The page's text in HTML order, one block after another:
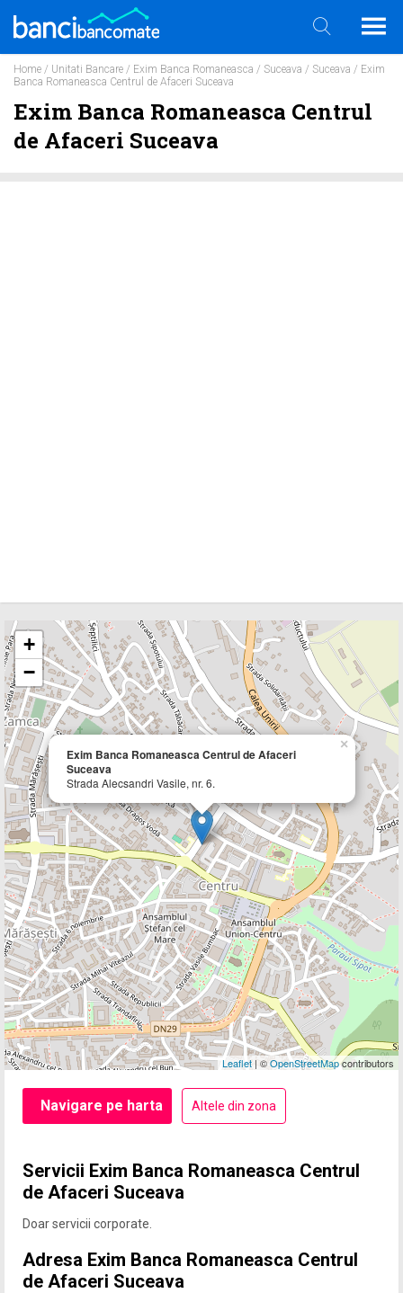
Home / Unitati Bancare / Exim Banca Romaneasca / Suceava / Suceava / Exim
Banca Romaneasca Centrul de Afaceri Suceava
Exim Banca Romaneasca Centrul
de Afaceri Suceava
Exim Banca Romaneasca Centrul de Afaceri
Suceava
Strada Alecsandri Vasile, nr. 6.
×
+
−
Leaflet | ©OpenStreetMapcontributors
Navigare pe harta Altele din zona
Servicii Exim Banca Romaneasca Centrul
de Afaceri Suceava
Doar servicii corporate.
Adresa Exim Banca Romaneasca Centrul
de Afaceri Suceava